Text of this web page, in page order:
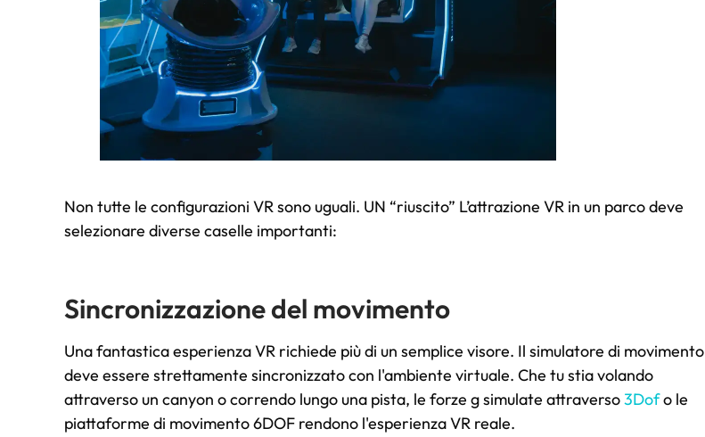
Non tutte le configurazioni VR sono uguali. UN “riuscito” L’attrazione VR in un parco deve
selezionare diverse caselle importanti:
Sincronizzazione del movimento
Una fantastica esperienza VR richiede più di un semplice visore. Il simulatore di movimento
deve essere strettamente sincronizzato con l'ambiente virtuale. Che tu stia volando
attraverso un canyon o correndo lungo una pista, le forze g simulate attraverso3Dofo le
piattaforme di movimento 6DOF rendono l'esperienza VR reale.